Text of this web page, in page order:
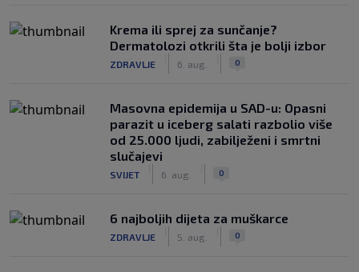
Krema ili sprej za sunčanje?
Dermatolozi otkrili šta je bolji izbor
ZDRAVLJE 6. aug. 0
Masovna epidemija u SAD-u: Opasni
parazit u iceberg salati razbolio više
od 25.000 ljudi, zabilježeni i smrtni
slučajevi
SVIJET 6. aug. 0
6 najboljih dijeta za muškarce
ZDRAVLJE 5. aug. 0